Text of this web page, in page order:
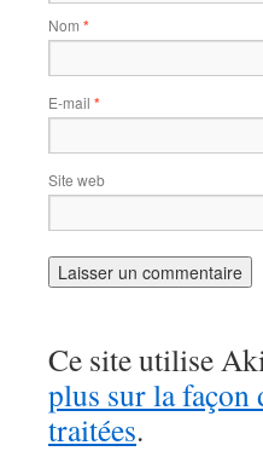
Nom *
E-mail *
Site web
Ce site utilise
plus sur la façon
traitées.